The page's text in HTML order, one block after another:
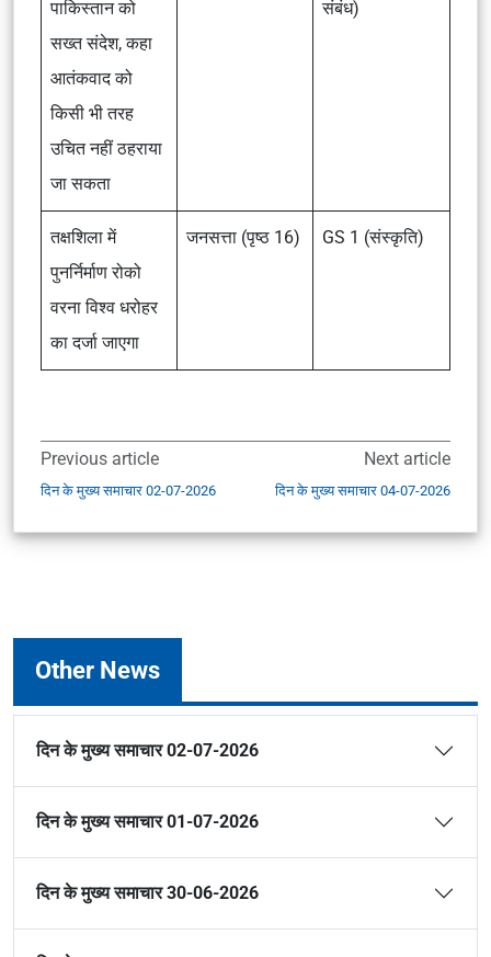
पाकिस्तान को
सख्त संदेश, कहा
आतंकवाद को
किसी भी तरह
उचित नहीं ठहराया
जा सकता
संबंध)
तक्षशिला में
पुनर्निर्माण रोको
वरना विश्व धरोहर
का दर्जा जाएगा
जनसत्ता (पृष्ठ 16) GS 1 (संस्कृति)
Previous article
दिन के मुख्य समाचार 02-07-2026
Next article
दिन के मुख्य समाचार 04-07-2026
Other News
दिन के मुख्य समाचार 02-07-2026
दिन के मुख्य समाचार 01-07-2026
दिन के मुख्य समाचार 30-06-2026